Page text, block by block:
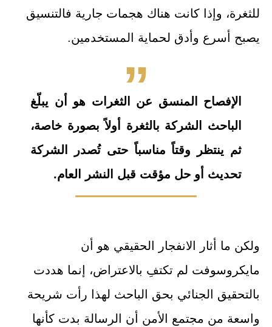
للثغرة، وإذا كانت هناك هجمات جارية فالتنسيق
يصبح أسرع وأدق لحماية المستخدمين.
الإفصاح المنسق عن الثغرات هو أن يبلّغ
الباحث الشركة بالثغرة أولاً بصورة خاصة،
ثم ينتظر وقتاً مناسباً حتى تُصدر الشركة
تحديث أو حل مؤقت قبل النشر العام.
ولكن ما أثار الانفجار الحقيقي هو أن
مايكروسوفت لم تكتفِ بالاعتراض، إنما هددت
بالتحقيق الجنائي بحق الباحث لهذا رأت شريحة
واسعة من مجتمع الأمن أن الرسالة بدت كأنها